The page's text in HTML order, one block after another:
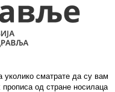
уколико сматрате да су вам
од стране носилаца